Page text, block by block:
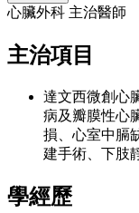
心臟外科 主治醫師
主治項目
達文西微創心
病及瓣膜性心
損、心室中膈
建手術、下肢
學經歷